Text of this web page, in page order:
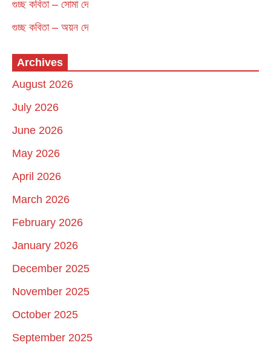
গুচ্ছ কবিতা – সোমা দে
গুচ্ছ কবিতা – অয়ন দে
Archives
August 2026
July 2026
June 2026
May 2026
April 2026
March 2026
February 2026
January 2026
December 2025
November 2025
October 2025
September 2025